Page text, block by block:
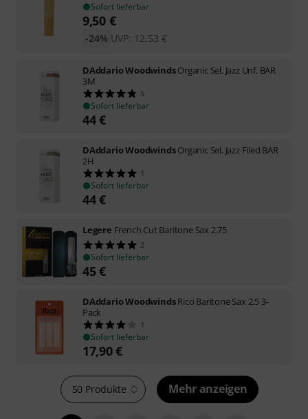
Sofort lieferbar
9,50 €
UVP: 12,53 €
-24%
DAddario WoodwindsOrganic Sel. Jazz Unf. BAR
3M
5
Sofort lieferbar
44€
DAddario WoodwindsOrganic Sel. Jazz Filed BAR
2H
1
Sofort lieferbar
44€
Legere French Cut Baritone Sax 2.75
2
Sofort lieferbar
45€
DAddario WoodwindsRico Baritone Sax 2.5 3-
Pack
1
Sofort lieferbar
17,90€
50 Produkte Mehr anzeigen